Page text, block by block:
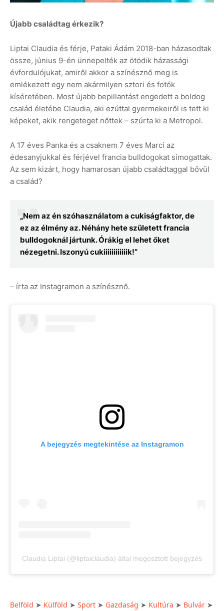
Újabb családtag érkezik?
Liptai Claudia és férje, Pataki Ádám 2018-ban házasodtak
össze, június 9-én ünnepelték az ötödik házassági
évfordulójukat, amiről akkor a színésznő meg is
emlékezett egy nem akármilyen sztori és fotók
kíséretében. Most újabb bepillantást engedett a boldog
család életébe Claudia, aki ezúttal gyermekeiről is tett ki
képeket, akik rengeteget nőttek – szúrta ki a Metropol.
A 17 éves Panka és a csaknem 7 éves Marci az
édesanyjukkal és férjével francia bulldogokat simogattak.
Az sem kizárt, hogy hamarosan újabb családtaggal bővül
a család?
„Nem az én szóhasználatom a cukiságfaktor, de
ez az élmény az. Néhány hete született francia
bulldogoknál jártunk. Órákig el lehet őket
nézegetni. Iszonyú cukiiiiiiiiiiiik!”
– írta az Instagramon a színésznő.
A bejegyzés megtekintése az Instagramon
Claudia Liptai (@liptaiclaudia) által megosztott bejegyzés
Belföld ➤ Külföld ➤ Sport ➤ Gazdaság ➤ Kultúra ➤ Bulvár ➤